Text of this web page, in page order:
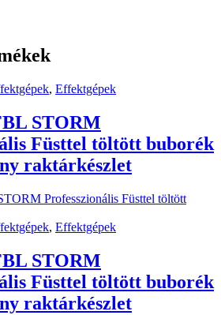
, Effektgépek
STORM
Füsttel töltött buborék
raktárkészlet
, Effektgépek
STORM
Füsttel töltött buborék
raktárkészlet